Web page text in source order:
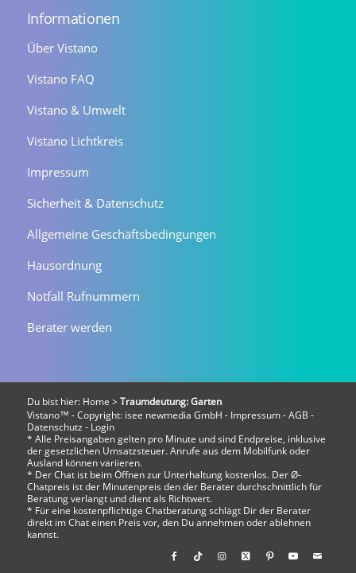
Informationen
Über Vistano
Vistano FAQ
Vistano & Umwelt
Vistano Lichtkreis
Impressum
Sicherheit & Datenschutz
Allgemeine Geschäftsbedingungen
Hausordnung
Notfall Rufnummern
Berater werden
Du bist hier: Home > Traumdeutung: Garten
Vistano™ - Copyright: isee newmedia GmbH - Impressum-AGB -
Datenschutz - Login
* Alle Preisangaben gelten pro Minute und sind Endpreise, inklusive
der gesetzlichen Umsatzsteuer. Anrufe aus dem Mobilfunk oder
Ausland können variieren.
* Der Chat ist beim Öffnen zur Unterhaltung kostenlos. Der Ø-
Chatpreis ist der Minutenpreis den der Berater durchschnittlich für
Beratung verlangt und dient als Richtwert.
* Für eine kostenpflichtige Chatberatung schlägt Dir der Berater
direkt im Chat einen Preis vor, den Du annehmen oder ablehnen
kannst.